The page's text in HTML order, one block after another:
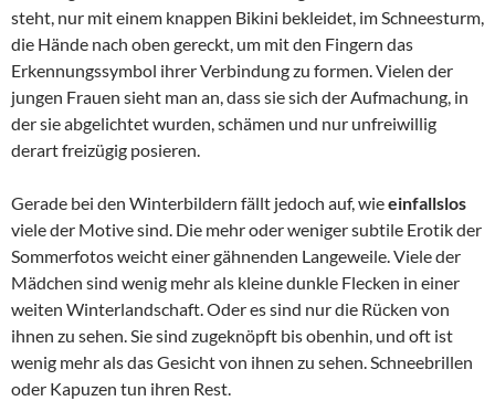
steht, nur mit einem knappen Bikini bekleidet, im Schneesturm,
die Hände nach oben gereckt, um mit den Fingern das
Erkennungssymbol ihrer Verbindung zu formen. Vielen der
jungen Frauen sieht man an, dass sie sich der Aufmachung, in
der sie abgelichtet wurden, schämen und nur unfreiwillig
derart freizügig posieren.
Gerade bei den Winterbildern fällt jedoch auf, wieeinfallslos
viele der Motive sind. Die mehr oder weniger subtile Erotik der
Sommerfotos weicht einer gähnenden Langeweile. Viele der
Mädchen sind wenig mehr als kleine dunkle Flecken in einer
weiten Winterlandschaft. Oder es sind nur die Rücken von
ihnen zu sehen. Sie sind zugeknöpft bis obenhin, und oft ist
wenig mehr als das Gesicht von ihnen zu sehen. Schneebrillen
oder Kapuzen tun ihren Rest.